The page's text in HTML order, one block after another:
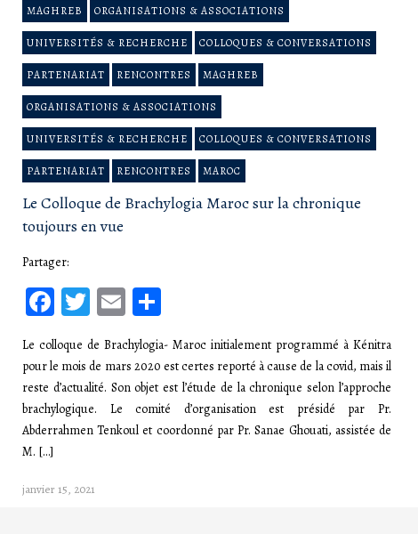
MAGHREB ORGANISATIONS & ASSOCIATIONS
UNIVERSITÉS & RECHERCHE COLLOQUES & CONVERSATIONS
PARTENARIAT RENCONTRES MAGHREB
ORGANISATIONS & ASSOCIATIONS
UNIVERSITÉS & RECHERCHE COLLOQUES & CONVERSATIONS
PARTENARIAT RENCONTRES MAROC
Le Colloque de Brachylogia Maroc sur la chronique
toujours en vue
Partager:
Facebook
Twitter
Email
Le colloque de Brachylogia- Maroc initialement programmé à Kénitra
pour le mois de mars 2020 est certes reporté à cause de la covid, mais il
reste d’actualité. Son objet est l’étude de la chronique selon l’approche
brachylogique. Le comité d’organisation est présidé par Pr.
Abderrahmen Tenkoul et coordonné par Pr. Sanae Ghouati, assistée de
M. […]
janvier 15, 2021